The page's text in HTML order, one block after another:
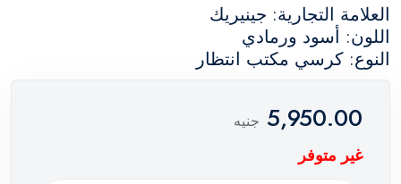
العلامة التجارية: جينيريك
اللون: أسود ورمادي
النوع: كرسي مكتب انتظار
5,950.00 جنيه
غير متوفر